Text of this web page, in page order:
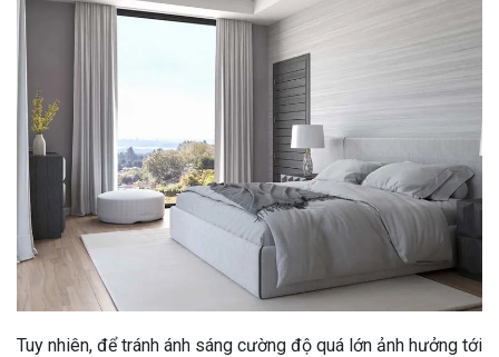
Tuy nhiên, để tránh ánh sáng cường độ quá lớn ảnh hưởng tới